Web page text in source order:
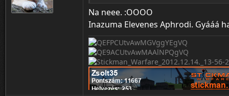
Na neee. :OOOO
Inazuma Elevenes Aphrodi. Gyááá